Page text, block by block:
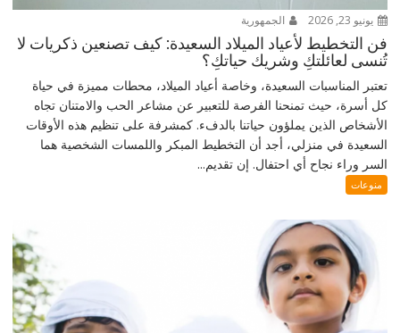
يونيو 23, 2026 الجمهورية
فن التخطيط لأعياد الميلاد السعيدة: كيف تصنعين ذكريات لا
تُنسى لعائلتكِ وشريك حياتكِ؟
تعتبر المناسبات السعيدة، وخاصة أعياد الميلاد، محطات مميزة في حياة
كل أسرة، حيث تمنحنا الفرصة للتعبير عن مشاعر الحب والامتنان تجاه
الأشخاص الذين يملؤون حياتنا بالدفء. كمشرفة على تنظيم هذه الأوقات
السعيدة في منزلي، أجد أن التخطيط المبكر واللمسات الشخصية هما
السر وراء نجاح أي احتفال. إن تقديم...
منوعات